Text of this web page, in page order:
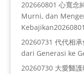
202660801 心寬
Murni, dan
Kebajikan20260801
20260731 代代相
dari Generasi ke
20260730 大愛醫